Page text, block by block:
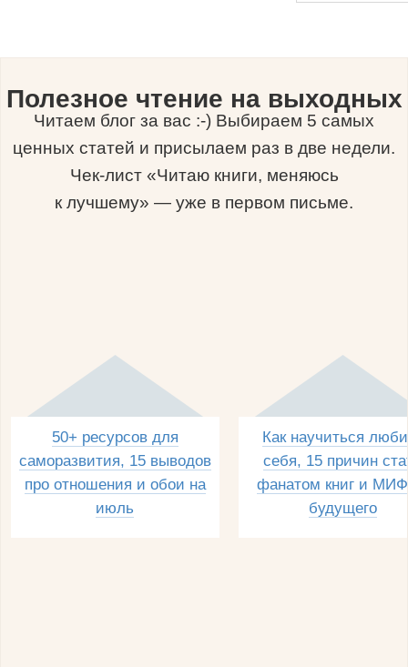
Полезное чтение на выходных
Читаем блог за вас :-) Выбираем 5 самых
ценных статей и присылаем раз в две недели.
Чек-лист «Читаю книги, меняюсь
к лучшему» — уже в первом письме.
50+ ресурсов для
саморазвития, 15 выводов
про отношения и обои на
июль
Как научиться
себя, 15 причин
фанатом книг и
будущего